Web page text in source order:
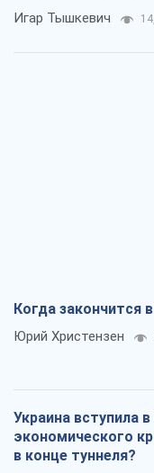
Игар Тышкевич
Когда закончится
Юрий Христензен
Украина вступила
экономического
в конце туннеля?